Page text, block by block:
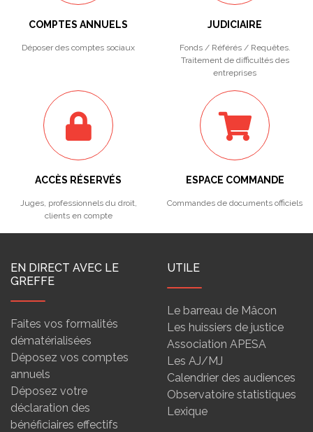
COMPTES ANNUELS
Déposer des comptes sociaux
JUDICIAIRE
Fonds / Référés / Requêtes.
Traitement de difficultés des
entreprises
ACCÈS RÉSERVÉS
Juges, professionnels du droit,
clients en compte
ESPACE COMMANDE
Commandes de documents officiels
EN DIRECT AVEC LE
GREFFE
Faites vos formalités
dématérialisées
Déposez vos comptes
annuels
Déposez votre
déclaration des
bénéficiaires effectifs
UTILE
Le barreau de Mâcon
Les huissiers de justice
Association APESA
Les AJ/MJ
Calendrier des audiences
Observatoire statistiques
Lexique